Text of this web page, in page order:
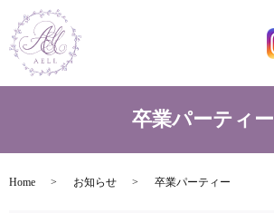
卒業パーティー
Home お知らせ 卒業パーティー